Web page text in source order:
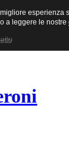
a leggere le nostre